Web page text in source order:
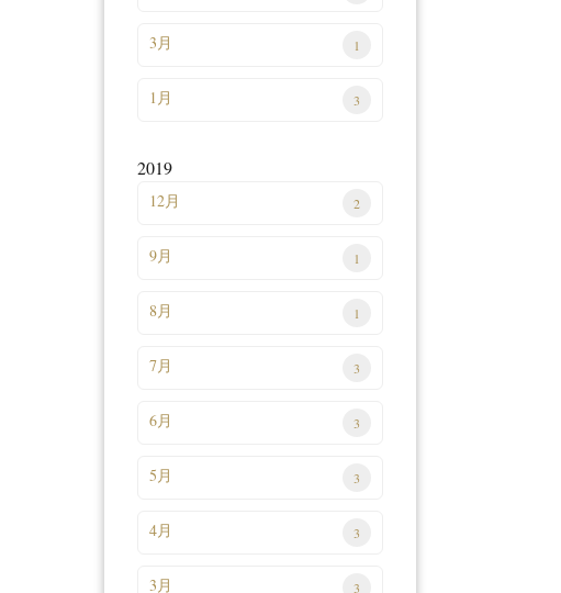
3月 1
1月 3
2019
12月 2
9月 1
8月 1
7月 3
6月 3
5月 3
4月 3
3月 3